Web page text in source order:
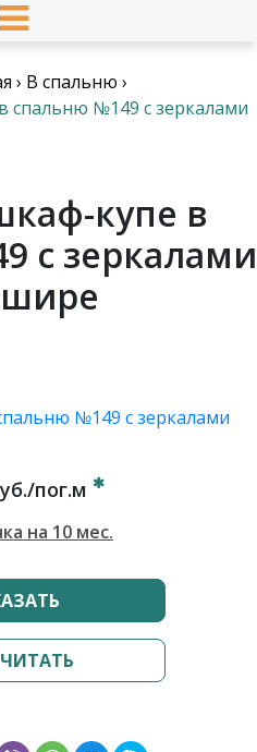
› В спальню ›
спальню №149 с зеркалами
купе в
с зеркалами
пог.м
на 10 мес.